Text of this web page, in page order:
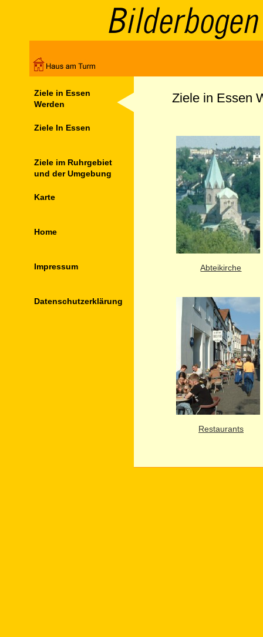
Ziele in Essen
Werden
Ziele In Essen
Ziele im Ruhrgebiet
und der Umgebung
Karte
Home
Impressum
Datenschutz­erklärung
Ziele in Essen
Abteikirche
Restaurants